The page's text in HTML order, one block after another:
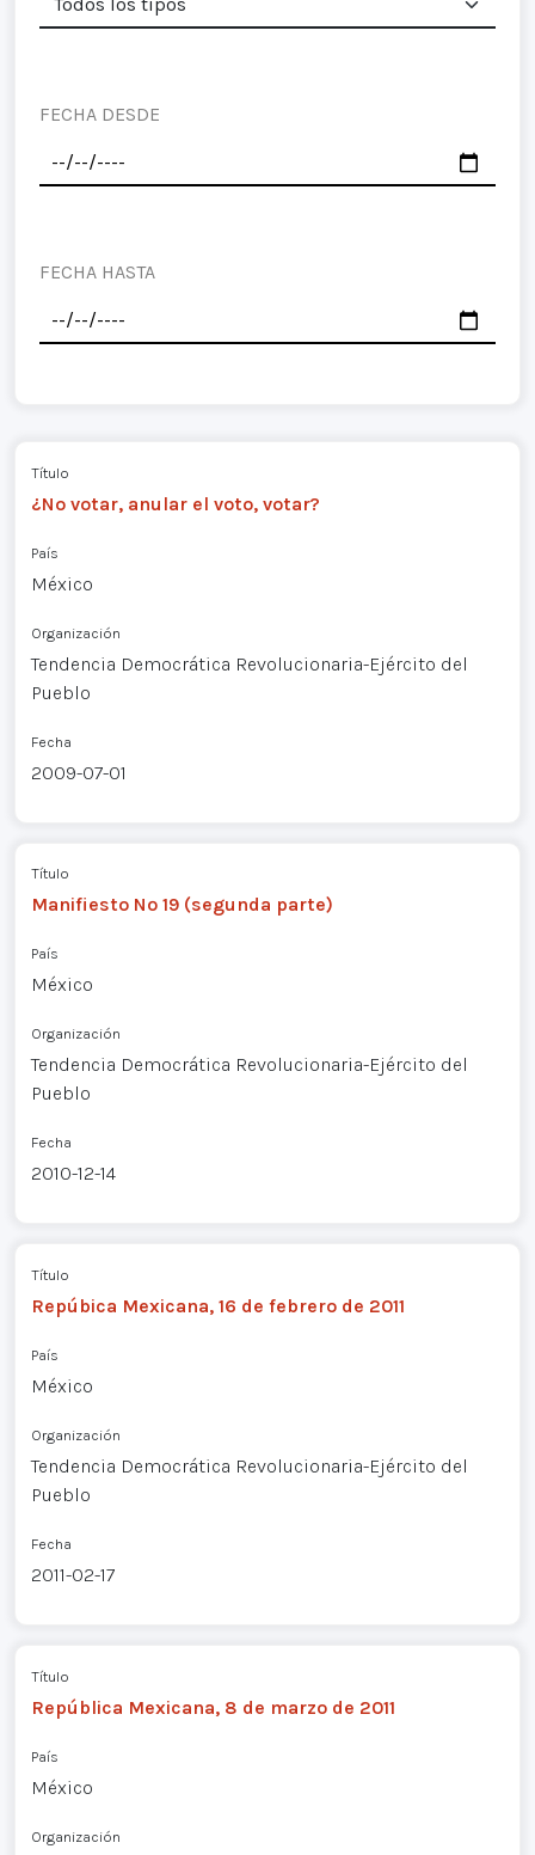
FECHA DESDE
FECHA HASTA
Título
¿No votar, anular el voto, votar?
País
México
Organización
Tendencia Democrática Revolucionaria-Ejército del
Pueblo
Fecha
2009-07-01
Título
Manifiesto Nº 19 (segunda parte)
País
México
Organización
Tendencia Democrática Revolucionaria-Ejército del
Pueblo
Fecha
2010-12-14
Título
Repúbica Mexicana, 16 de febrero de 2011
País
México
Organización
Tendencia Democrática Revolucionaria-Ejército del
Pueblo
Fecha
2011-02-17
Título
República Mexicana, 8 de marzo de 2011
País
México
Organización